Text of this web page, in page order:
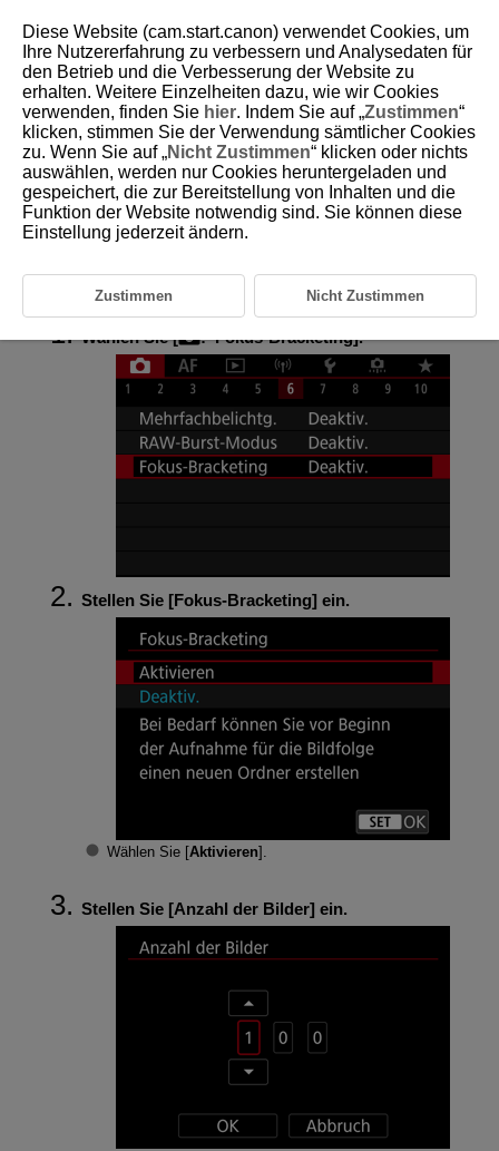
D185-085
Fokus-Bracketing
Fokus-Bracketing ermöglicht Reihenaufnahmen, wobei sich der
Fokussierabstand nach einer Einzelaufnahme automatisch anpasst.
Diese Bilder ermöglichen es Ihnen, ein Einzelbild mit einer großen
Schärfentiefe zu erstellen. Es ist auch Compositing mit einer Anwendung
Professional (EOS-Software).
Wählen Sie [ :Fokus-Bracketing].
Stellen Sie [Fokus-Bracketing] ein.
Wählen Sie [Aktivieren].
Stellen Sie [Anzahl der Bilder] ein.
Diese Website (cam.start.canon) verwendet Cookies, um
Ihre Nutzererfahrung zu verbessern und Analysedaten für
den Betrieb und die Verbesserung der Website zu
erhalten. Weitere Einzelheiten dazu, wie wir Cookies
verwenden, finden Sie hier. Indem Sie auf „Zustimmen“
klicken, stimmen Sie der Verwendung sämtlicher Cookies
zu. Wenn Sie auf „Nicht Zustimmen“ klicken oder nichts
auswählen, werden nur Cookies heruntergeladen und
gespeichert, die zur Bereitstellung von Inhalten und die
Funktion der Website notwendig sind. Sie können diese
Einstellung jederzeit ändern.
Zustimmen Nicht Zustimmen